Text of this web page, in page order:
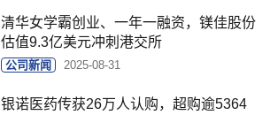
清华女学霸创业、一年一融资，镁佳股份
估值9.3亿美元冲刺港交所
公司新闻 2025-08-31
银诺医药传获26万人认购，超购逾5364